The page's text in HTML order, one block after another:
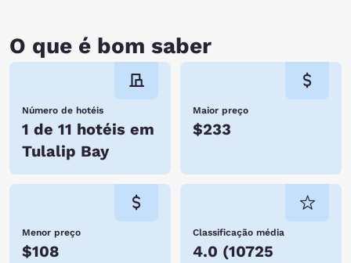
O que é bom saber
Número de hotéis
1 de 11 hotéis em
Tulalip Bay
Maior preço
$233
Menor preço
$108
Classificação média
4.0 (10725